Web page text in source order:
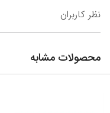
نظر کاربران
محصولات مشابه